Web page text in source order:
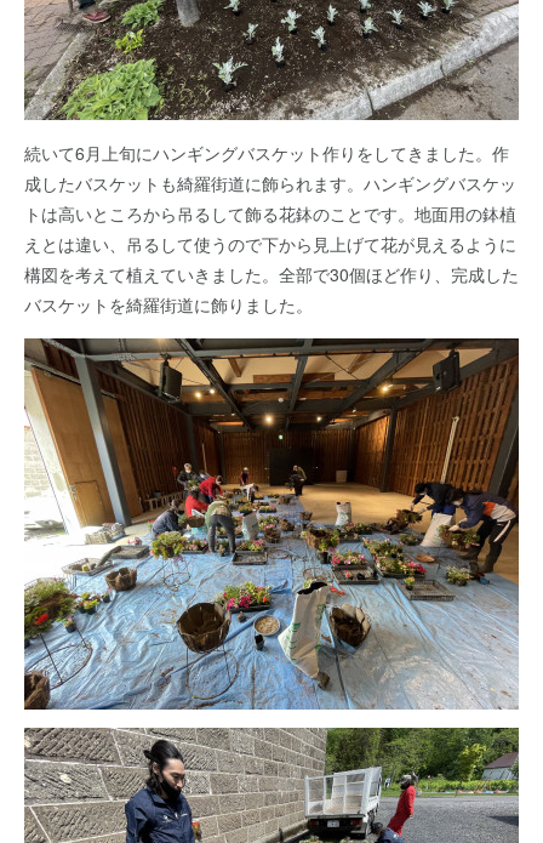
続いて6月上旬にハンギングバスケット作りをしてきました。作
成したバスケットも綺羅街道に飾られます。ハンギングバスケッ
トは高いところから吊るして飾る花鉢のことです。地面用の鉢植
えとは違い、吊るして使うので下から見上げて花が見えるように
構図を考えて植えていきました。全部で30個ほど作り、完成した
バスケットを綺羅街道に飾りました。